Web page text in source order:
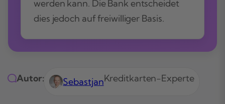
werden kann. Die Bank entscheidet
dies jedoch auf freiwilliger Basis.
Autor: SebastjanKreditkarten-Experte